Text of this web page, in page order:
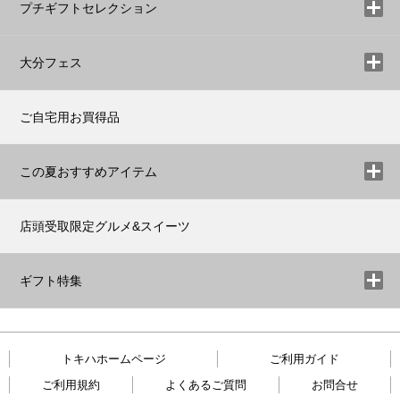
プチギフトセレクション
大分フェス
ご自宅用お買得品
この夏おすすめアイテム
店頭受取限定グルメ&スイーツ
ギフト特集
トキハホームページ
ご利用ガイド
ご利用規約
よくあるご質問 お問合せ